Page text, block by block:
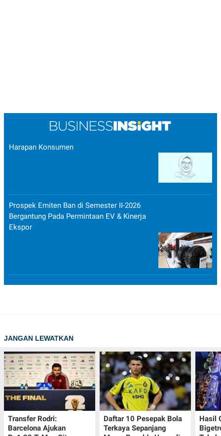
Harapan Konsumen
Prospek Emiten Ban di Semester II-2026
Bergantung Pada Permintaan EV & Kinerja
Ekspor
JANGAN LEWATKAN
Transfer Rodri:
Barcelona Ajukan
Daftar 10 Pesepak Bola
Terkaya Sepanjang
Hasil